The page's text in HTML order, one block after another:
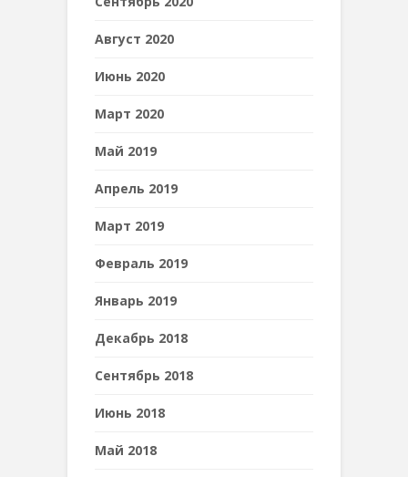
Август 2020
Июнь 2020
Март 2020
Май 2019
Апрель 2019
Март 2019
Февраль 2019
Январь 2019
Декабрь 2018
Сентябрь 2018
Июнь 2018
Май 2018